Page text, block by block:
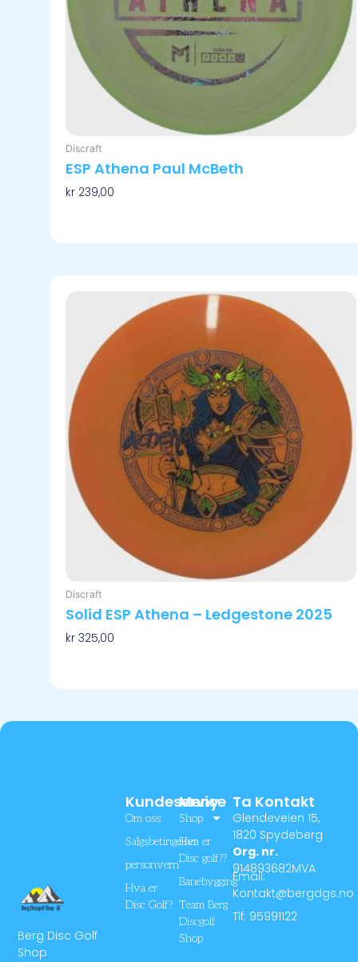
Discraft
ESP Athena Paul McBeth
kr 239,00
produktsiden
Discraft
Solid ESP Athena – Ledgestone 2025
kr 325,00
produktet
varianter.
Alternativene
kan
velges
på
produktsiden
Berg Disc Golf
Shop
Meny
Shop
Hva er
Disc golf??
Banebygging
Team Berg
Discgolf
Shop
Kundeservice
Om oss
Salgsbetingelser
personvern
Hva er
Disc Golf?
Ta Kontakt
Glendeveien 15,
1820 Spydeberg
Org. nr.
914893682MVA
Email:
Kontakt@bergdgs.no
Tlf: 95991122